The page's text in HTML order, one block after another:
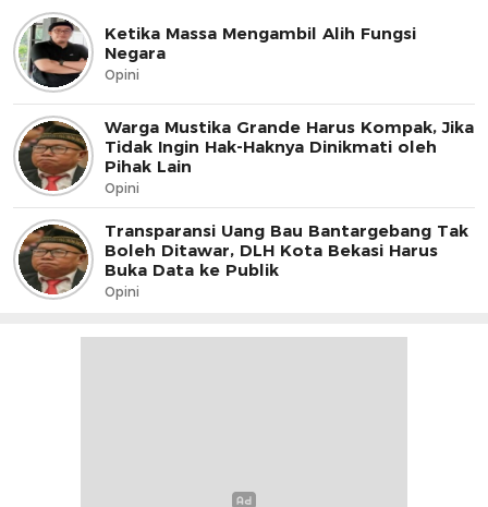
Ketika Massa Mengambil Alih Fungsi
Negara
Opini
Warga Mustika Grande Harus Kompak, Jika
Tidak Ingin Hak-Haknya Dinikmati oleh
Pihak Lain
Opini
Transparansi Uang Bau Bantargebang Tak
Boleh Ditawar, DLH Kota Bekasi Harus
Buka Data ke Publik
Opini